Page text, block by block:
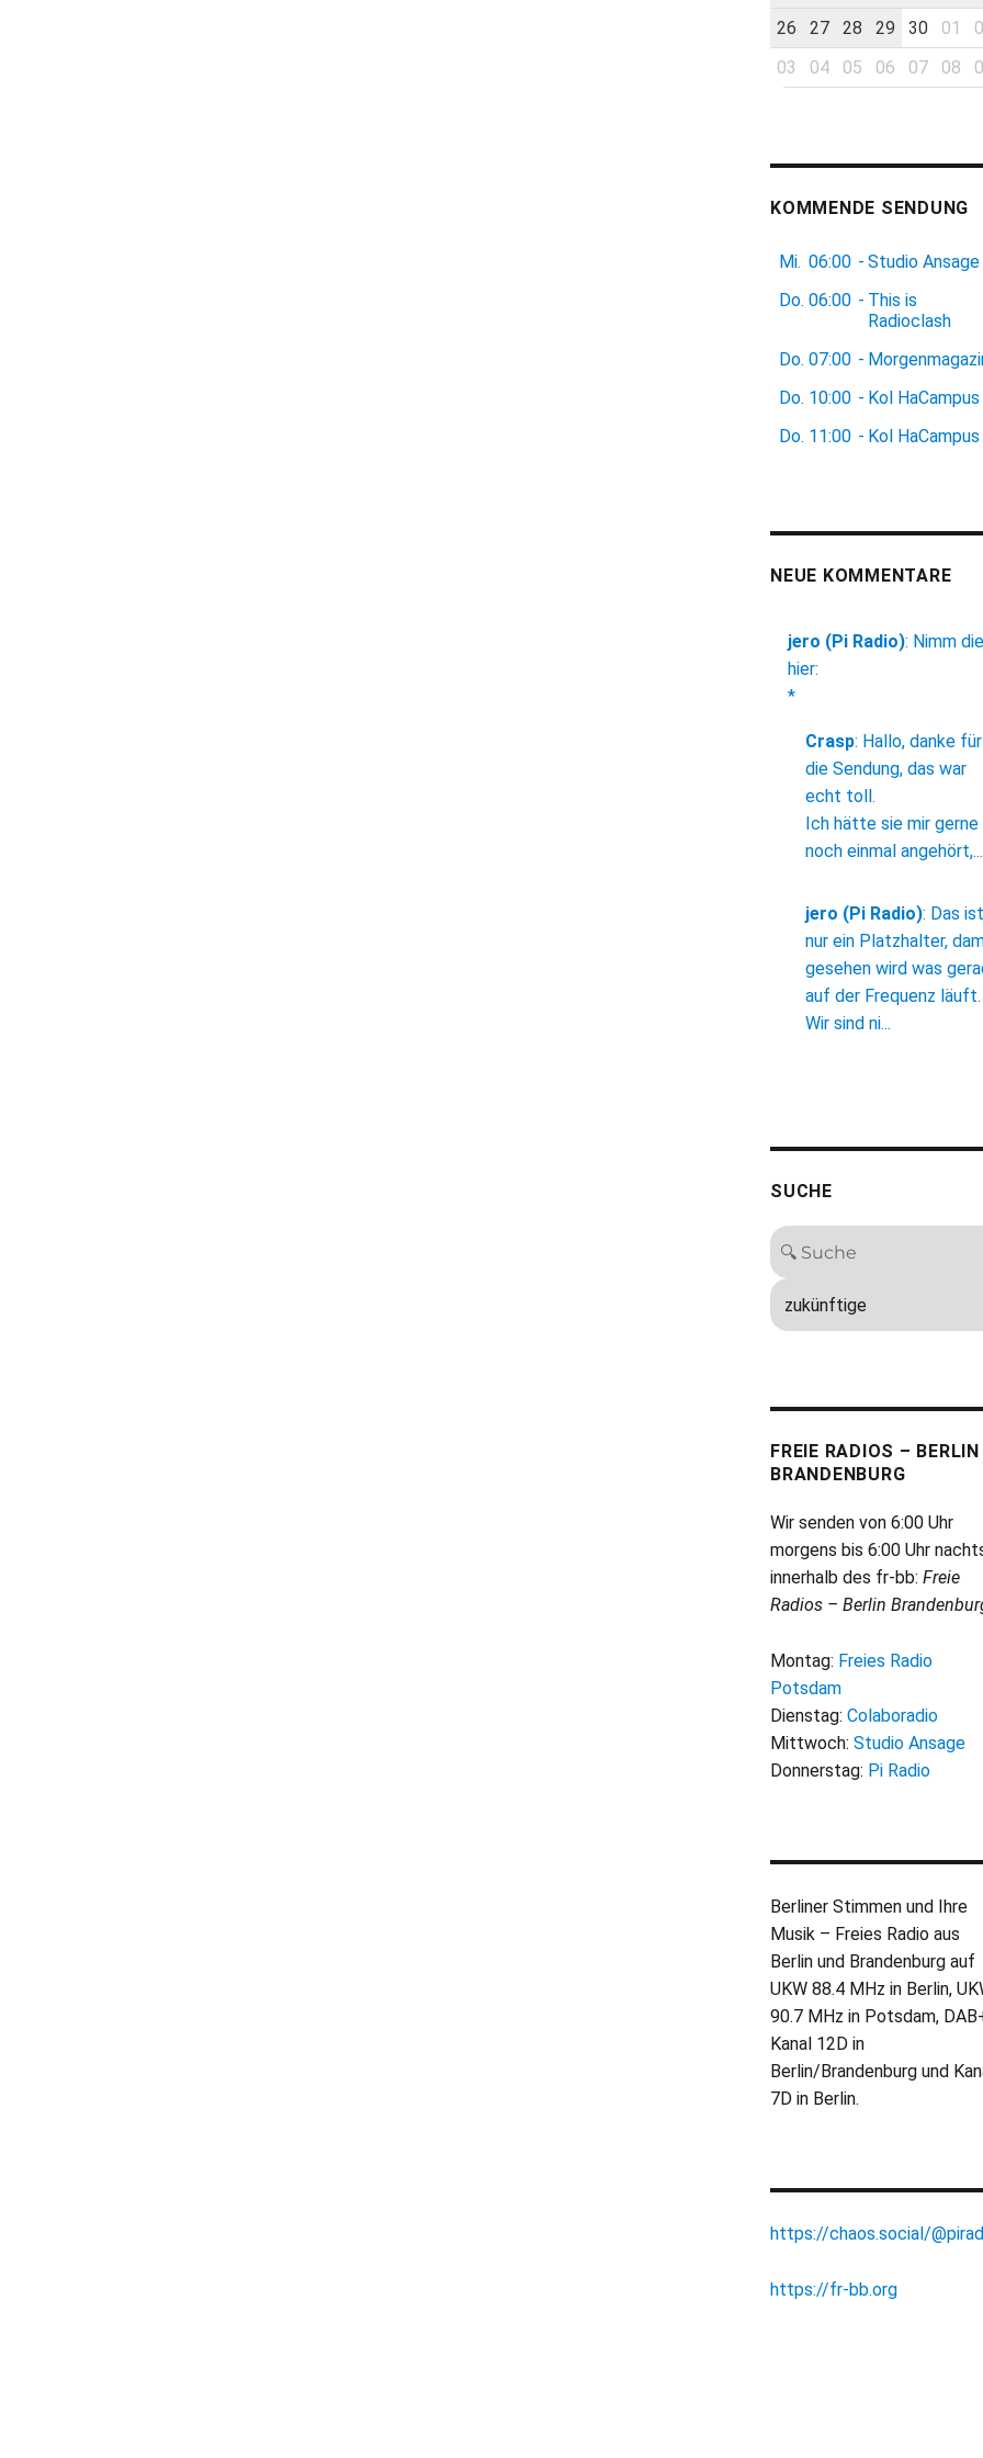
26
27 28 29 30 01
03
04 05 06 07 08
KOMMENDE SENDUNG
Mi. 06:00 - Studio Ansage
Do. 06:00 - This is
Radioclash
Do. 07:00 -
Do. 10:00 - Kol HaCampus
Do. 11:00 - Kol HaCampus
NEUE KOMMENTARE
jero (Pi Radio): Nimm die
hier:
*
Crasp: Hallo, danke für
die Sendung, das war
echt toll.
Ich hätte sie mir gerne
noch einmal angehört,...
jero (Pi Radio): Das ist
nur ein Platzhalter,
gesehen wird was
auf der Frequenz läuft.
Wir sind ni...
SUCHE
FREIE RADIOS – BERLIN
BRANDENBURG
Wir senden von 6:00 Uhr
morgens bis 6:00 Uhr
innerhalb des fr-bb: Freie
Radios – Berlin
Montag: Freies Radio
Potsdam
Dienstag: Colaboradio
Mittwoch: Studio Ansage
Donnerstag: Pi Radio
Berliner Stimmen und Ihre
Musik – Freies Radio aus
Berlin und Brandenburg auf
UKW 88.4 MHz in Berlin,
90.7 MHz in Potsdam,
Kanal 12D in
Berlin/Brandenburg und
7D in Berlin.
https://chaos.social/
https://fr-bb.org